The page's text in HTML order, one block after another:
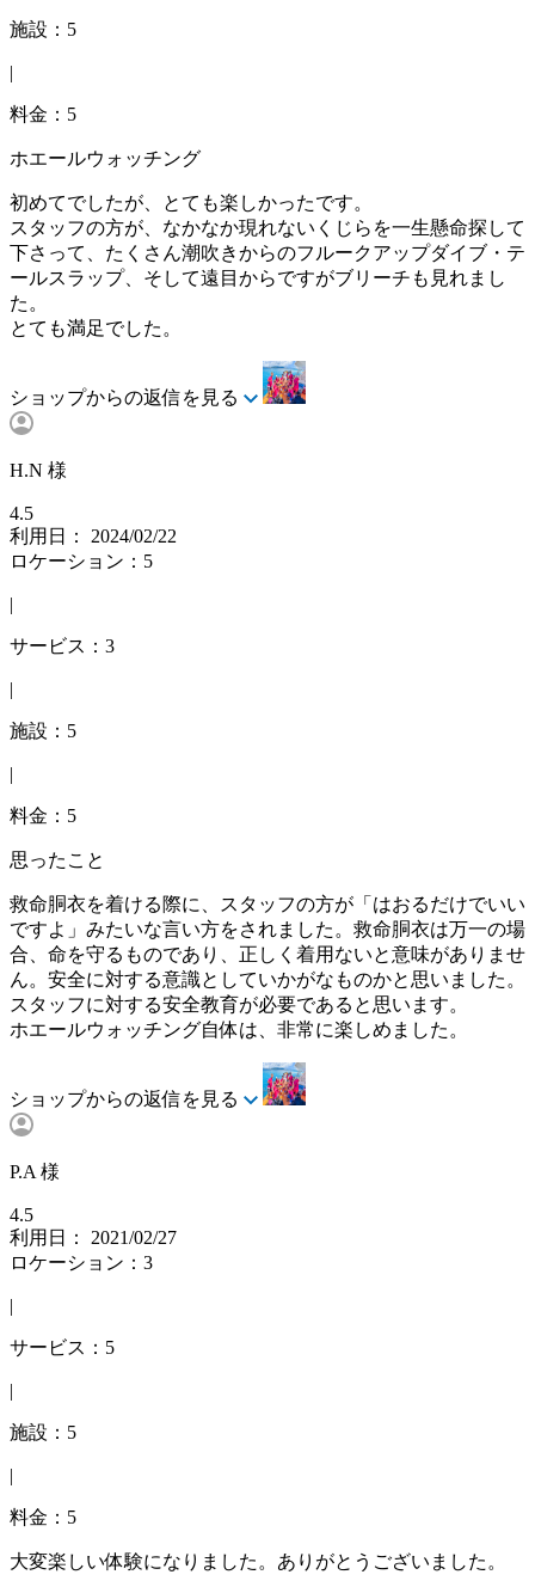
施設：5
|
料金：5
ホエールウォッチング
初めてでしたが、とても楽しかったです。
スタッフの方が、なかなか現れないくじらを一生懸命探して
下さって、たくさん潮吹きからのフルークアップダイブ・テ
ールスラップ、そして遠目からですがブリーチも見れまし
た。
とても満足でした。
ショップからの返信を見る
H.N 様
4.5
利用日： 2024/02/22
ロケーション：5
|
サービス：3
|
施設：5
|
料金：5
思ったこと
救命胴衣を着ける際に、スタッフの方が「はおるだけでいい
ですよ」みたいな言い方をされました。救命胴衣は万一の場
合、命を守るものであり、正しく着用ないと意味がありませ
ん。安全に対する意識としていかがなものかと思いました。
スタッフに対する安全教育が必要であると思います。
ホエールウォッチング自体は、非常に楽しめました。
ショップからの返信を見る
P.A 様
4.5
利用日： 2021/02/27
ロケーション：3
|
サービス：5
|
施設：5
|
料金：5
大変楽しい体験になりました。ありがとうございました。